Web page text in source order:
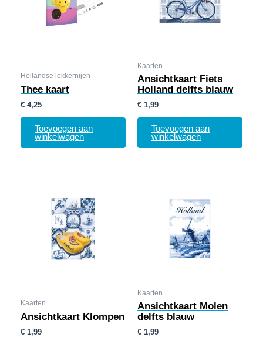
Hollandse lekkernijen
Thee kaart
€ 4,25
Toevoegen aan
winkelwagen
Kaarten
Ansichtkaart Fiets
Holland delfts blauw
€ 1,99
Toevoegen aan
winkelwagen
Kaarten
Ansichtkaart Klompen
€ 1,99
Kaarten
Ansichtkaart Molen
delfts blauw
€ 1,99